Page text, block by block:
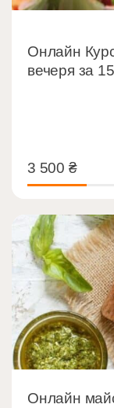
Онлайн
вечеря за
3 500 ₴
Онлайн